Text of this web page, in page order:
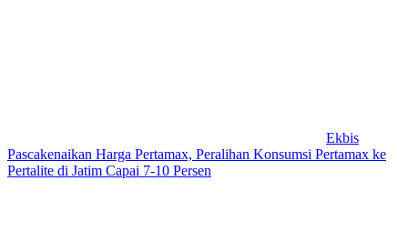
Ekbis
Pascakenaikan Harga Pertamax, Peralihan Konsumsi Pertamax ke
Pertalite di Jatim Capai 7-10 Persen